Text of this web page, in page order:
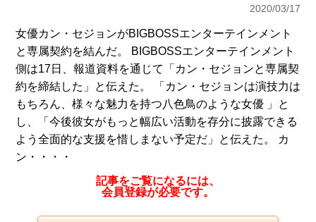
2020/03/17
女優カン・セジョンがBIGBOSSエンターテインメント
と専属契約を結んだ。 BIGBOSSエンターテインメント
側は17日、報道資料を通じて「カン・セジョンと専属契
約を締結した」と伝えた。 「カン・セジョンは演技力は
もちろん、様々な魅力を持つ八色鳥のような女優 」と
し、「今後彼女がもっと幅広い活動を存分に披露できる
よう全面的な支援を惜しまない予定だ」と伝えた。 カ
ン・・・・
記事をご覧になるには、
会員登録が必要です。